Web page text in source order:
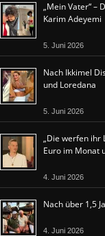
„Mein Vater“ –
Karim Adeyemi
5. Juni 2026
Nach Ikkimel
und Loredana
5. Juni 2026
„Die werfen ihr
Euro im Monat
4. Juni 2026
Nach über 1,5
4. Juni 2026